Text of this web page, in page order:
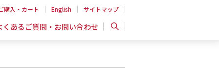
購入・カート English サイトマップ
くあるご質問・お問い合わせ